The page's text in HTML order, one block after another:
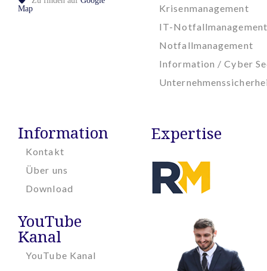
Map
Krisenmanagement
IT-Notfallmanagement
Notfallmanagement
Information / Cyber
Information
Kontakt
Über uns
Download
YouTube
Kanal
YouTube Kanal
Expertise